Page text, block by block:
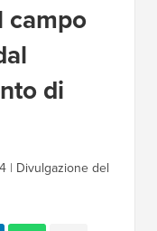
campo
di
| Divulgazione del